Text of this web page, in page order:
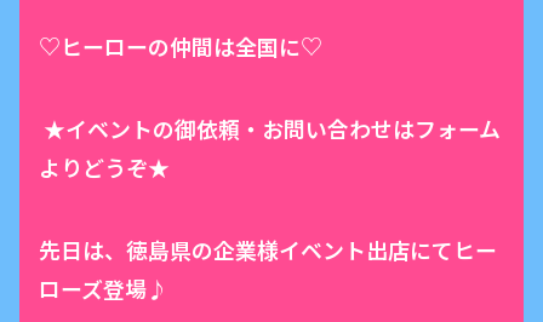
♡ヒーローの仲間は全国に♡
★イベントの御依頼・お問い合わせはフォーム
よりどうぞ★
先日は、徳島県の企業様イベント出店にてヒー
ローズ登場♪